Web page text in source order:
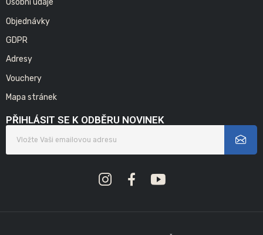
Osobní údaje
Objednávky
GDPR
Adresy
Vouchery
Mapa stránek
PŘIHLÁSIT SE K ODBĚRU NOVINEK